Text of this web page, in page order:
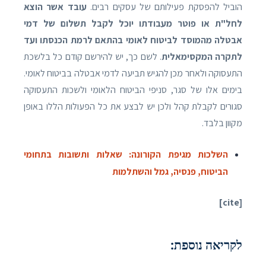
הוביל להפסקת פעילותם של עסקים רבים.עובד אשר הוצא
לחל"ת או פוטר מעבודתו יוכל לקבל תשלום של דמי
אבטלה מהמוסד לביטוח לאומי בהתאם לרמת הכנסתו ועד
לתקרה המקסימאלית. לשם כך, יש להירשם קודם כל בלשכת
התעסוקה ולאחר מכן להגיש תביעה לדמי אבטלה בביטוח לאומי.
בימים אלו של סגר, סניפי הביטוח הלאומי ולשכות התעסוקה
סגורים לקבלת קהל ולכן יש לבצע את כל הפעולות הללו באופן
מקוון בלבד.
השלכות מגיפת הקורונה: שאלות ותשובות בתחומי
הביטוח, פנסיה, גמל והשתלמות
[cite]
לקריאה נוספת: